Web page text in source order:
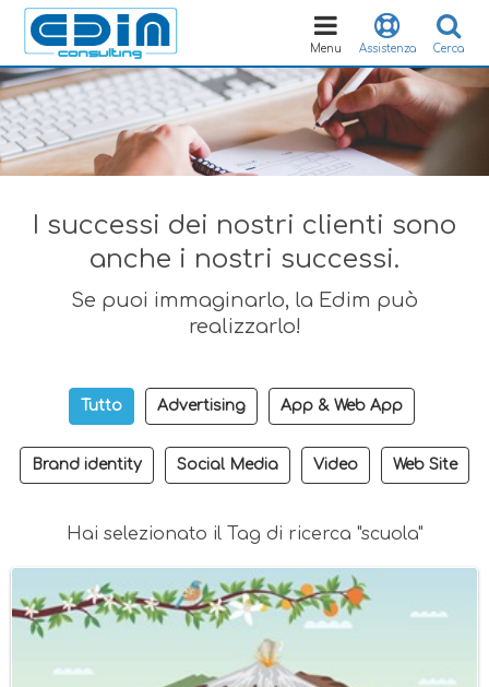
Cerca
Assistenza
Toggle
navigation
Menu
I successi dei nostri clienti sono
anche i nostri successi.
Se puoi immaginarlo, la Edim può
realizzarlo!
Tutto Advertising App & Web App
Brand identity Social Media Video Web Site
Hai selezionato il Tag di ricerca "scuola"